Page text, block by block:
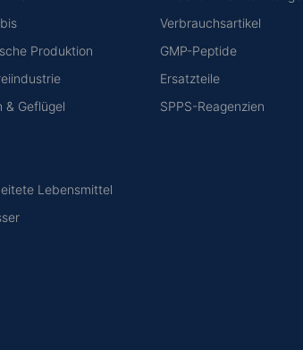
Produktion
& Geflügel
Lebensmittel
Verbrauchsartikel
GMP-Peptide
Ersatzteile
SPPS-Reagenzien